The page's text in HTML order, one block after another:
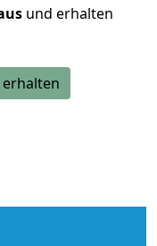
und erhalten